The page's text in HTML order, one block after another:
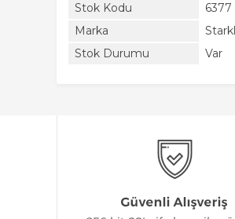
Stok Kodu
6377
Marka
Stok Durumu
Var